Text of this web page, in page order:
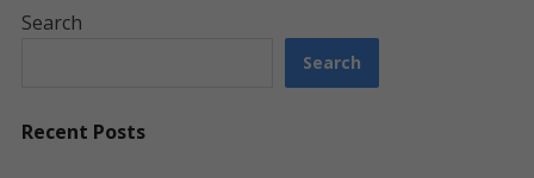
Search
Search
Recent Posts